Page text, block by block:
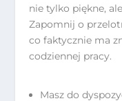
nie tylko piękne,
Zapomnij o
co faktycznie ma
codziennej pracy.
Masz do